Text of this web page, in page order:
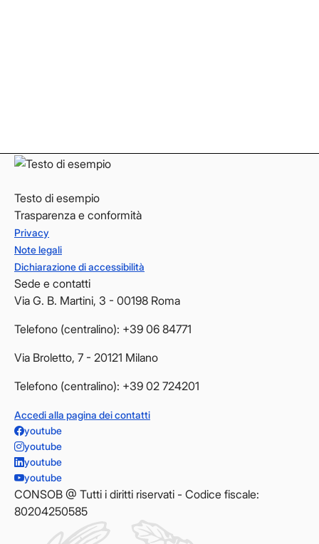
Testo di esempio
Trasparenza e conformità
Privacy
Note legali
Dichiarazione di accessibilità
Sede e contatti
Via G. B. Martini, 3 - 00198 Roma
Telefono (centralino): +39 06 84771
Via Broletto, 7 - 20121 Milano
Telefono (centralino): +39 02 724201
Accedi alla pagina dei contatti
youtube
youtube
youtube
youtube
CONSOB @ Tutti i diritti riservati - Codice fiscale:
80204250585